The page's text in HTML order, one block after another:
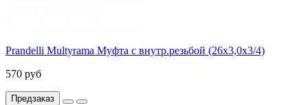
Prandelli Multyrama Муфта с внутр.резьбой (26х3,0х3/4)
570 руб
Предзаказ